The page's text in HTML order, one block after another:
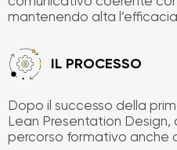
mantenendo alta
IL PROCESSO
Dopo il successo della
Lean Presentation Design,
percorso formativo anche